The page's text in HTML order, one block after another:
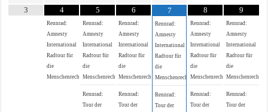
3 4
Rennrad:
Amnesty
International
Radtour für
die
Menschenrechte
5
Rennrad:
Amnesty
International
Radtour für
die
Menschenrechte
Rennrad:
Tour der
6
Rennrad:
Amnesty
International
Radtour für
die
Menschenrechte
Rennrad:
Tour der
7
Rennrad:
Amnesty
International
Radtour für
die
Menschenrechte
Rennrad:
Tour der
8
Rennrad:
Amnesty
International
Radtour für
die
Menschenrechte
Rennrad:
Tour der
9
Rennrad:
Amnesty
International
Radtour für
die
Menschenrechte
Rennrad:
Tour der